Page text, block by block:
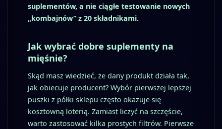
suplementów, a nie ciągłe testowanie nowych
„kombajnów” z 20 składnikami.
Jak wybrać dobre suplementy na
mięśnie?
Skąd masz wiedzieć, że dany produkt działa tak,
jak obiecuje producent? Wybór pierwszej lepszej
puszki z półki sklepu często okazuje się
kosztowną loterią. Zamiast liczyć na szczęście,
warto zastosować kilka prostych filtrów. Pierwsze